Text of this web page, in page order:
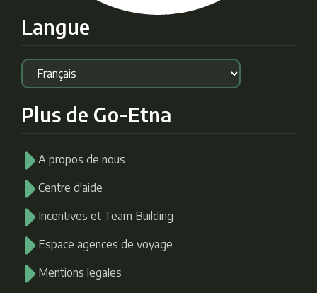
Langue
Plus de Go-Etna
A propos de nous
Centre d'aide
Incentives et Team Building
Espace agences de voyage
Mentions legales